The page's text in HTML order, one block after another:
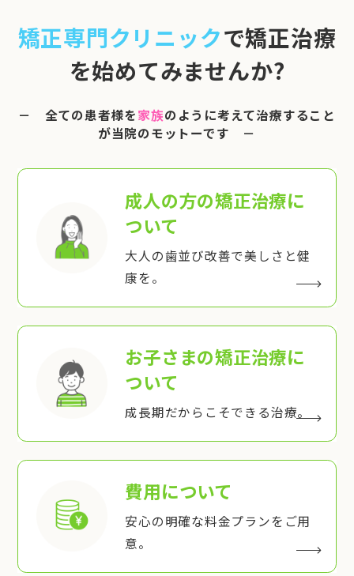
※日曜は不定期で診療してい
ます
矯正専門クリニックで矯正治療
を始めてみませんか?
－ 全ての患者様を家族のように考えて治療すること
が当院のモットーです －
成人の方の矯正治療に
ついて
大人の歯並び改善で美しさと健
康を。
お子さまの矯正治療に
ついて
成長期だからこそできる治療。
費用について
安心の明確な料金プランをご用
意。